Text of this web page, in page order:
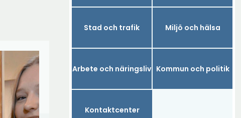
Stad och trafik Miljö och hälsa
Arbete och näringsliv Kommun och politik
Kontaktcenter